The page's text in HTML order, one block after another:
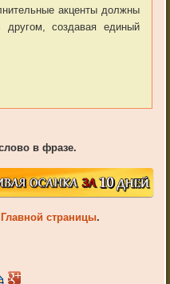
акценты должны
другом, создавая единый
в фразе.
Главной страницы.